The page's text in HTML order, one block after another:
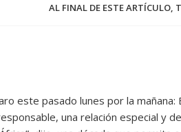
AL FINAL DE ESTE ARTÍCULO,
este pasado lunes por la
una relación especial y